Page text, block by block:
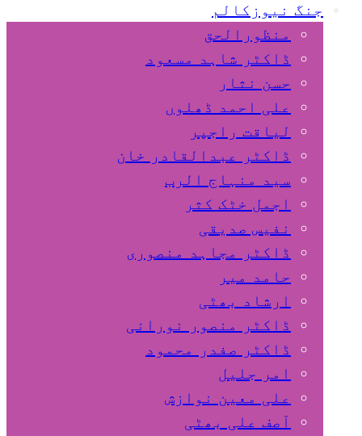
جنگ نیوزکالم
منظورالحق
ڈاکٹر شاہد مسعود
حسن نثار
علی احمد ڈھلوں
لیاقت راجپر
ڈاکٹر عبدالقادر خان
سید منہاج الرب
اجمل خٹک کثر
نفیس صدیقی
ڈاکٹر مجاہد منصوری
حامد میر
ارشاد بھٹی
ڈاکٹر منصور نورانی
ڈاکٹر صفدر محمود
امر جلیل
علی معین نوازش
آصف علی بھٹی